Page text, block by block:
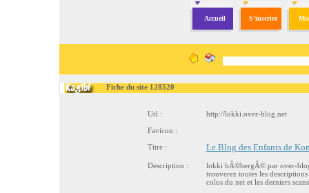
Accueil S'inscrire
Fiche du site 128520
Url :
http://lokki.over-blog.net
Favicon :
Titre :
Le Blog des Enfants de
Description :
lokki hÃ©bergÃ© par over-
trouverez toutes les
colos du net et les derniers